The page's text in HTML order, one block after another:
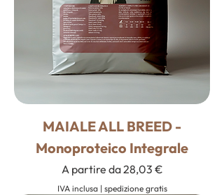
MAIALE ALL BREED -
Monoproteico Integrale
A partire da28,03 €
Prezzo scontato
IVA inclusa| spedizione gratis